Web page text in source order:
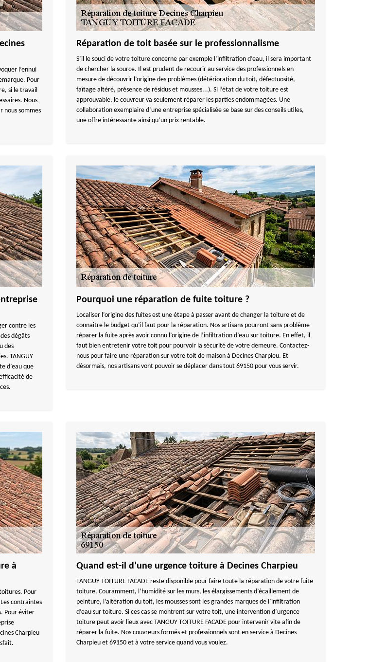
l’ennui
Pour
si le travail
Nous
nous sommes
Réparation de toit basée sur le professionnalisme
S’il le souci de votre toiture concerne par exemple l’infiltration d’eau, il sera important
de chercher la source. Il est prudent de recourir au service des professionnels en
mesure de découvrir l’origine des problèmes (détérioration du toit, défectuosité,
faîtage altéré, présence de résidus et mousses...). Si l’état de votre toiture est
approuvable, le couvreur va seulement réparer les parties endommagées. Une
collaboration exemplaire d’une entreprise spécialisée se base sur des conseils utiles,
une offre intéressante ainsi qu’un prix rentable.
contre les
dégâts
des
TANGUY
d’eau que
de
Pourquoi une réparation de fuite toiture ?
Localiser l’origine des fuites est une étape à passer avant de changer la toiture et de
connaitre le budget qu’il faut pour la réparation. Nos artisans pourront sans problème
réparer la fuite après avoir connu l’origine de l’infiltration d’eau sur toiture. En effet, il
faut bien entretenir votre toit pour pourvoir la sécurité de votre demeure. Contactez-
nous pour faire une réparation sur votre toit de maison à Decines Charpieu. Et
désormais, nos artisans vont pouvoir se déplacer dans tout 69150 pour vous servir.
à
Pour
contraintes
Pour éviter
Charpieu
Quand est-il d’une urgence toiture à Decines Charpieu
TANGUY TOITURE FACADE reste disponible pour faire toute la réparation de votre fuite
toiture. Couramment, l’humidité sur les murs, les élargissements d’écaillement de
peinture, l’altération du toit, les mousses sont les grandes marques de l’infiltration
d’eau sur toiture. Si ces cas se montrent sur votre toit, une intervention d’urgence
toiture peut avoir lieux avec TANGUY TOITURE FACADE pour intervenir vite afin de
réparer la fuite. Nos couvreurs formés et professionnels sont en service à Decines
Charpieu et 69150 et à votre service quand vous voulez.